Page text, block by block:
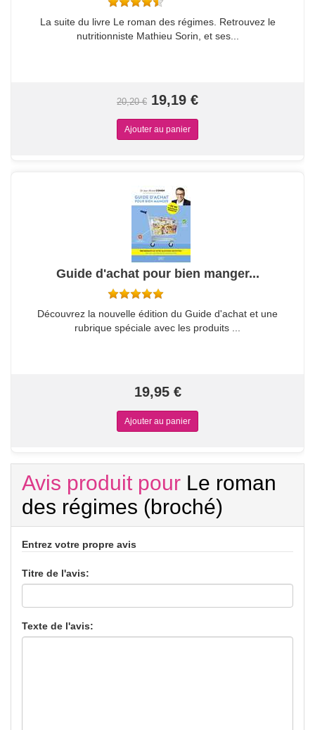
La suite du livre Le roman des régimes. Retrouvez le
nutritionniste Mathieu Sorin, et ses...
20,20 € 19,19 €
Guide d'achat pour bien manger...
Découvrez la nouvelle édition du Guide d'achat et une
rubrique spéciale avec les produits ...
19,95 €
Avis produit pour Le roman
des régimes (broché)
Entrez votre propre avis
Titre de l'avis:
Texte de l'avis: